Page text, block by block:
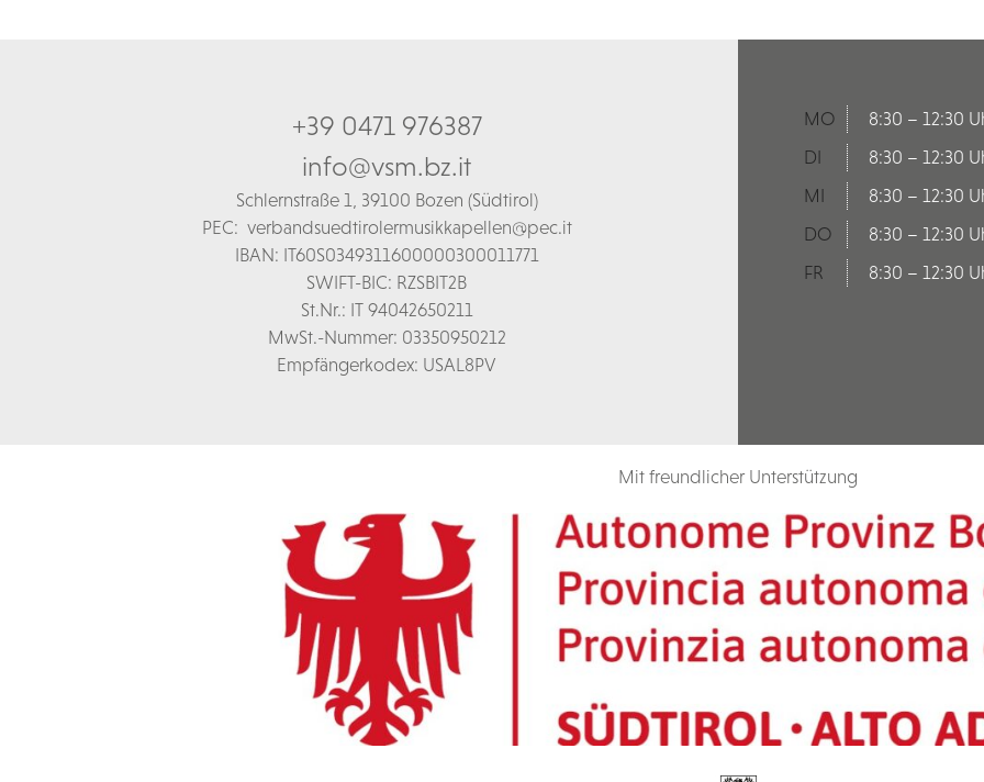
+39 0471 976387
info@vsm.bz.it
Schlernstraße 1, 39100 Bozen (Südtirol)
PEC: verbandsuedtirolermusikkapellen@pec.it
IBAN: IT60S0349311600000300011771
SWIFT-BIC: RZSBIT2B
St.Nr.: IT 94042650211
MwSt.-Nummer: 03350950212
Empfängerkodex: USAL8PV
MO
8:30 – 12:30
DI
8:30 – 12:30
MI
8:30 – 12:30
DO
8:30 – 12:30
FR
8:30 – 12:30
Mit freundlicher Unterstützung